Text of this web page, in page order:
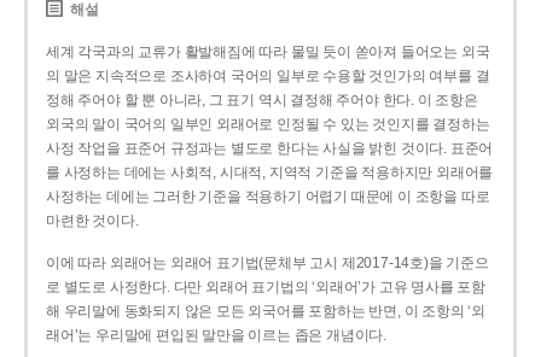
해설
세계 각국과의 교류가 활발해짐에 따라 물밀 듯이 쏟아져 들어오는 외국
의 말은 지속적으로 조사하여 국어의 일부로 수용할 것인가의 여부를 결
정해 주어야 할 뿐 아니라, 그 표기 역시 결정해 주어야 한다. 이 조항은
외국의 말이 국어의 일부인 외래어로 인정될 수 있는 것인지를 결정하는
사정 작업을 표준어 규정과는 별도로 한다는 사실을 밝힌 것이다. 표준어
를 사정하는 데에는 사회적, 시대적, 지역적 기준을 적용하지만 외래어를
사정하는 데에는 그러한 기준을 적용하기 어렵기 때문에 이 조항을 따로
마련한 것이다.
이에 따라 외래어는 외래어 표기법(문체부 고시 제2017-14호)을 기준으
로 별도로 사정한다. 다만 외래어 표기법의 ‘외래어’가 고유 명사를 포함
해 우리말에 동화되지 않은 모든 외국어를 포함하는 반면, 이 조항의 ‘외
래어’는 우리말에 편입된 말만을 이르는 좁은 개념이다.